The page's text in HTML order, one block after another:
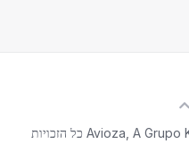
זכויות יוצרים © 2026 Avioza, A Grupo KRZI Company כל הזכויות